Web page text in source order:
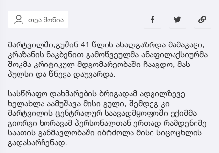
თეა შონია
მარტვილში,გუშინ 41 წლის ახალგაზრდა მამაკაცი,
კრაზანის ნაკბენით გამოწვეულმა ანაფილაქსიურმა
შოკმა კრიტიკულ მდგომარეობაში ჩააგდო, მას
პულსი და წნევა დაუვარდა.
სასწრაფო დახმარების ბრიგადამ ადგილზევე
ხელახლა აამუშავა მისი გული, შემდეგ კი
მარტვილის ცენტრალურ საავადმყოფოში ექიმმა
გიორგი ხორავამ პერსონალთან ერთად რამდენიმე
საათის განმავლობაში იბრძოლა მისი სიცოცხლის
გადასარჩენად.